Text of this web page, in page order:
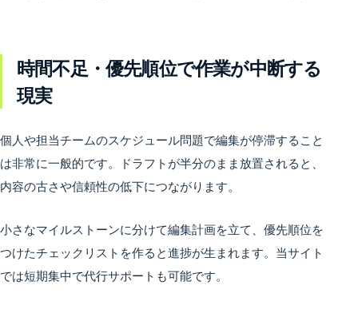
時間不足・優先順位で作業が中断する
現実
個人や担当チームのスケジュール問題で編集が停滞すること
は非常に一般的です。ドラフトが半分のまま放置されると、
内容の古さや信頼性の低下につながります。
小さなマイルストーンに分けて編集計画を立て、優先順位を
つけたチェックリストを作ると進捗が生まれます。当サイト
では短期集中で代行サポートも可能です。